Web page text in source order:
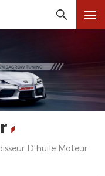
D'huile Moteur